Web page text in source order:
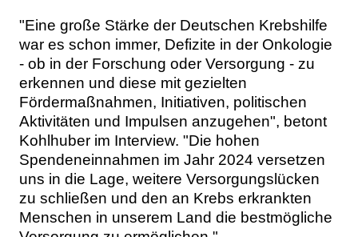
"Eine große Stärke der Deutschen Krebshilfe
war es schon immer, Defizite in der Onkologie
- ob in der Forschung oder Versorgung - zu
erkennen und diese mit gezielten
Fördermaßnahmen, Initiativen, politischen
Aktivitäten und Impulsen anzugehen", betont
Kohlhuber im Interview. "Die hohen
Spendeneinnahmen im Jahr 2024 versetzen
uns in die Lage, weitere Versorgungslücken
zu schließen und den an Krebs erkrankten
Menschen in unserem Land die bestmögliche